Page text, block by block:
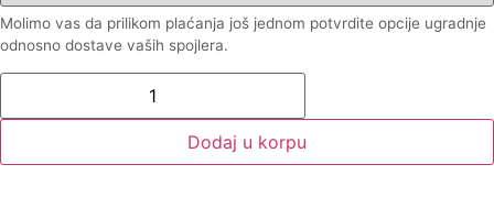
Molimo vas da prilikom plaćanja još jednom potvrdite opcije ugradnje
odnosno dostave vaših spojlera.
Dodaj u korpu